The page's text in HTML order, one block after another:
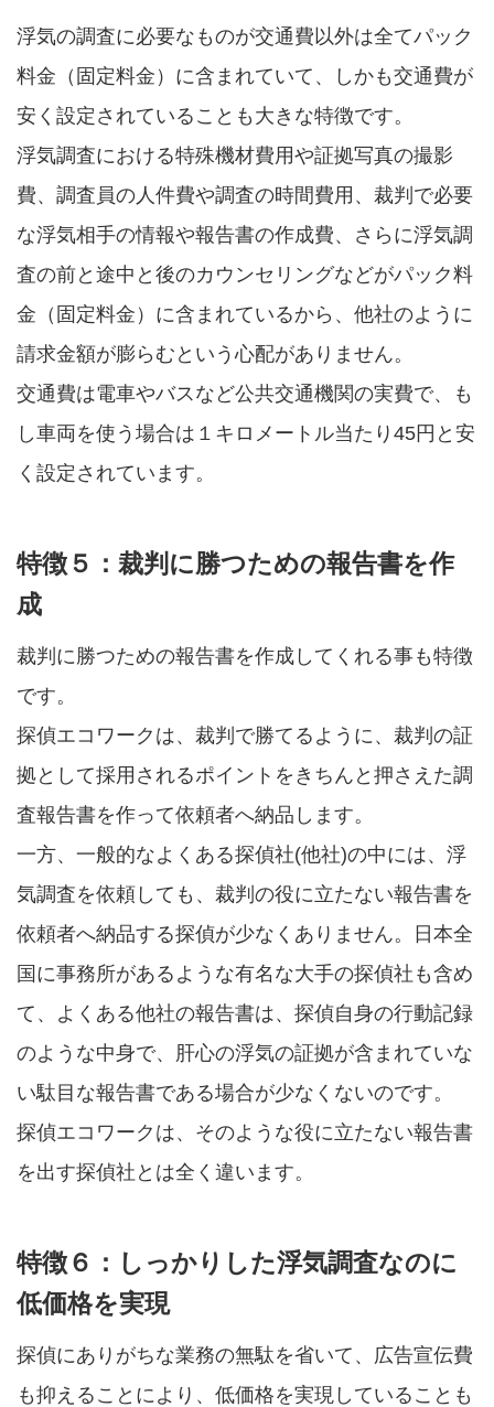
浮気の調査に必要なものが交通費以外は全てパック
料金（固定料金）に含まれていて、しかも交通費が
安く設定されていることも大きな特徴です。
浮気調査における特殊機材費用や証拠写真の撮影
費、調査員の人件費や調査の時間費用、裁判で必要
な浮気相手の情報や報告書の作成費、さらに浮気調
査の前と途中と後のカウンセリングなどがパック料
金（固定料金）に含まれているから、他社のように
請求金額が膨らむという心配がありません。
交通費は電車やバスなど公共交通機関の実費で、も
し車両を使う場合は１キロメートル当たり45円と安
く設定されています。
特徴５：裁判に勝つための報告書を作
成
裁判に勝つための報告書を作成してくれる事も特徴
です。
探偵エコワークは、裁判で勝てるように、裁判の証
拠として採用されるポイントをきちんと押さえた調
査報告書を作って依頼者へ納品します。
一方、一般的なよくある探偵社(他社)の中には、浮
気調査を依頼しても、裁判の役に立たない報告書を
依頼者へ納品する探偵が少なくありません。日本全
国に事務所があるような有名な大手の探偵社も含め
て、よくある他社の報告書は、探偵自身の行動記録
のような中身で、肝心の浮気の証拠が含まれていな
い駄目な報告書である場合が少なくないのです。
探偵エコワークは、そのような役に立たない報告書
を出す探偵社とは全く違います。
特徴６：しっかりした浮気調査なのに
低価格を実現
探偵にありがちな業務の無駄を省いて、広告宣伝費
も抑えることにより、低価格を実現していることも